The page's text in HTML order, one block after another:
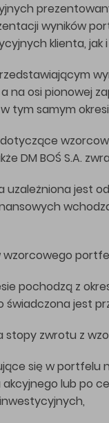
wyników
klienta,
na osi pionowej
tym samym
DM BOŚ S.A.
jest
pochodzą z
jest
zwrotu z
się w portfelu
lub po